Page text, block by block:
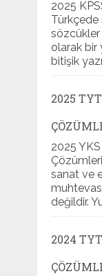
2025
Türkçede
olarak bir
bitişik
2025
2025
Çözümleri
sanat ve
değildir.
2024